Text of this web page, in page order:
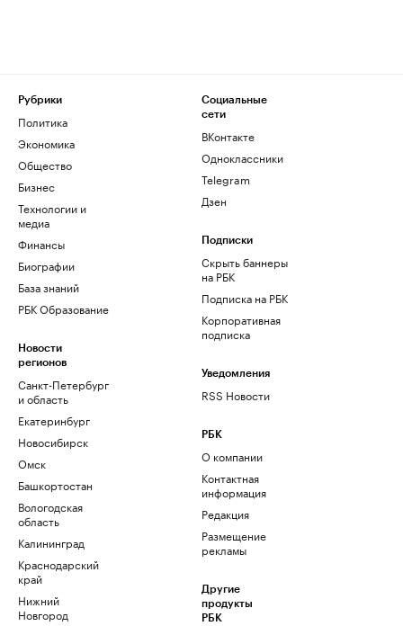
Рубрики
Политика
Экономика
Общество
Бизнес
Технологии и
медиа
Финансы
Биографии
База знаний
РБК Образование
Новости
регионов
Санкт-Петербург
и область
Екатеринбург
Новосибирск
Омск
Башкортостан
Вологодская
область
Калининград
Краснодарский
край
Нижний
Новгород
Социальные
сети
ВКонтакте
Одноклассники
Telegram
Дзен
Подписки
Скрыть баннеры
на РБК
Подписка на РБК
Корпоративная
подписка
Уведомления
RSS Новости
РБК
О компании
Контактная
информация
Редакция
Размещение
рекламы
Другие
продукты
РБК